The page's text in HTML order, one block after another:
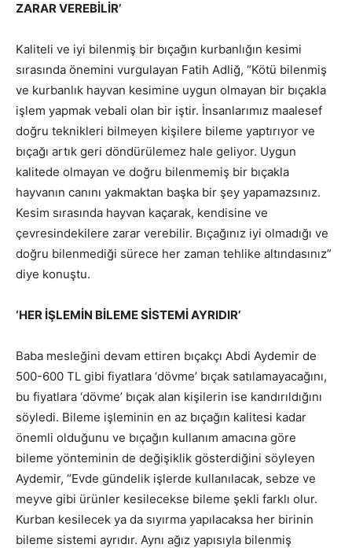
ZARAR VEREBİLİR’
Kaliteli ve iyi bilenmiş bir bıçağın kurbanlığın kesimi
sırasında önemini vurgulayan Fatih Adliğ, “Kötü bilenmiş
ve kurbanlık hayvan kesimine uygun olmayan bir bıçakla
işlem yapmak vebali olan bir iştir. İnsanlarımız maalesef
doğru teknikleri bilmeyen kişilere bileme yaptırıyor ve
bıçağı artık geri döndürülemez hale geliyor. Uygun
kalitede olmayan ve doğru bilenmemiş bir bıçakla
hayvanın canını yakmaktan başka bir şey yapamazsınız.
Kesim sırasında hayvan kaçarak, kendisine ve
çevresindekilere zarar verebilir. Bıçağınız iyi olmadığı ve
doğru bilenmediği sürece her zaman tehlike altındasınız”
diye konuştu.
‘HER İŞLEMİN BİLEME SİSTEMİ AYRIDIR’
Baba mesleğini devam ettiren bıçakçı Abdi Aydemir de
500-600 TL gibi fiyatlara ‘dövme’ bıçak satılamayacağını,
bu fiyatlara ‘dövme’ bıçak alan kişilerin ise kandırıldığını
söyledi. Bileme işleminin en az bıçağın kalitesi kadar
önemli olduğunu ve bıçağın kullanım amacına göre
bileme yönteminin de değişiklik gösterdiğini söyleyen
Aydemir, “Evde gündelik işlerde kullanılacak, sebze ve
meyve gibi ürünler kesilecekse bileme şekli farklı olur.
Kurban kesilecek ya da sıyırma yapılacaksa her birinin
bileme sistemi ayrıdır. Aynı ağız yapısıyla bilenmiş